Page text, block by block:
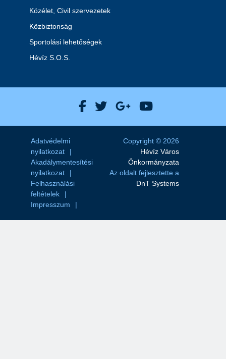
Közélet, Civil szervezetek
Közbiztonság
Sportolási lehetőségek
Hévíz S.O.S.
Hévíz Város Facebook
Hévíz Város X
Hévíz Város
Hévíz Város
Adatvédelmi
nyilatkozat
Akadálymentesítési
nyilatkozat
Felhasználási
feltételek
Impresszum
Copyright © 2026
Hévíz Város
Önkormányzata
Az oldalt fejlesztette a
DnT Systems